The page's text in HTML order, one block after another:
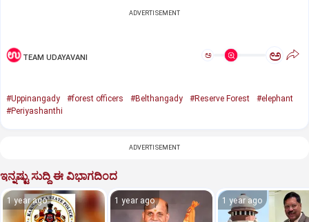
ADVERTISEMENT
TEAM UDAYAVANI ಅ ಅ
#Uppinangady #forest officers #Belthangady #Reserve Forest
#elephant
#Periyashanthi
ADVERTISEMENT
ಇನ್ನಷ್ಟು ಸುದ್ದಿ ಈ ವಿಭಾಗದಿಂದ
1 year ago 1 year ago 1 year ago